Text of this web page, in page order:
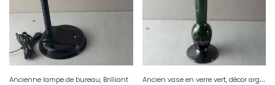
Ancienne lampe de bureau, Brilliant A
ncien vase en verre vert, décor argent